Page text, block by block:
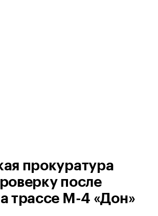
прокуратура
после
трассе М-4 «Дон»